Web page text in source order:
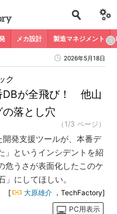
メカ設計 製造マネジメント
2026年5月18日
DBが全飛び！ 他山
落とし穴
ク
（1/3 ページ）
発支援ツールが、本番デ
」というインシデントを紹
危うさが表面化したこのケ
にしてほしい。
[ 大原雄介 ，TechFactory]
PC用表示